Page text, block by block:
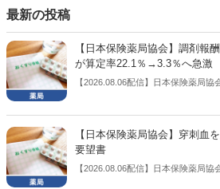
最新の投稿
【日本保険薬局協会】調剤報
が算定率22.1％→3.3％へ急激
【2026.08.06配信】日本保険薬局協
「令和８年度調剤報酬改定に係る
3.3％へ大きく低下した。
【日本保険薬局協会】穿刺血
要望書
【2026.08.06配信】日本保険薬局協
「穿刺血を用いる検査薬のOTC化